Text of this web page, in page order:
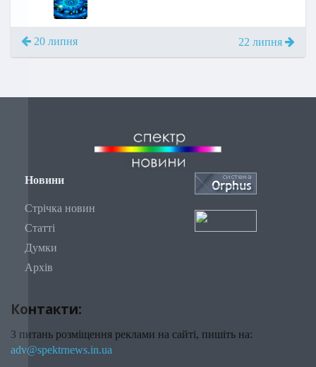
20 липня 22 липня
Новини
Стрічка новин
Статті
Думки
Архів
Контакти:
З питань розміщення реклами на сайті, пишіть на:
adv@spektrnews.in.ua